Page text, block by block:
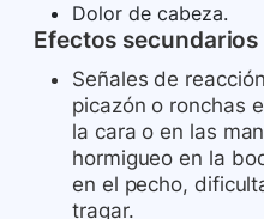
Dolor de cabeza.
Efectos
Señales de
picazón o ronchas
la cara o en las
hormigueo en la
en el pecho,
tragar.